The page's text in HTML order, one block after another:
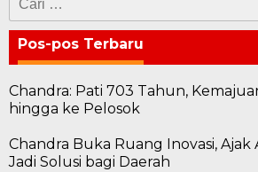
untuk:
Pos-pos Terbaru
Chandra: Pati 703 Tahun,
hingga ke Pelosok
Chandra Buka Ruang Inovasi, Ajak
Jadi Solusi bagi Daerah